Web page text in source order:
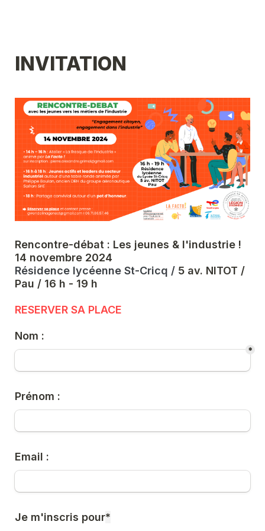
INVITATION
Rencontre-débat : Les jeunes & l'industrie !
Résidence lycéenne St-Cricq / 5 av. NITOT /
Pau / 16 h - 19 h
RESERVER SA PLACE
Nom :
*
Prénom :
Email :
Je m'inscris pour*